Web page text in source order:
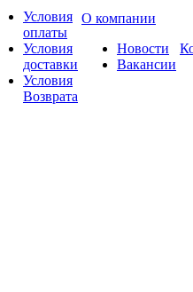
Условия
оплаты
Условия
доставки
Условия
Возврата
О компании
Новости
Вакансии